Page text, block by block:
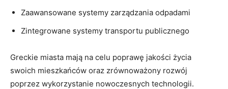
Zaawansowane systemy zarządzania odpadami
Zintegrowane systemy transportu publicznego
Greckie miasta mają na celu poprawę jakości życia
swoich mieszkańców oraz zrównoważony rozwój
poprzez wykorzystanie nowoczesnych technologii.